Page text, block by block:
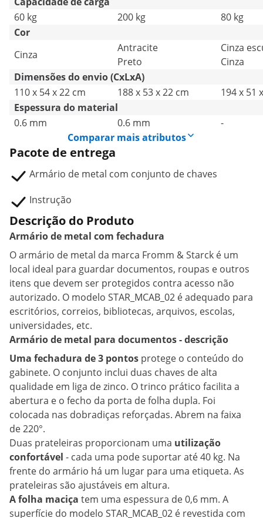
60 kg
200 kg
80 kg
Cor
Cinza
Antracite
Preto
Cinza
Cinza
Dimensões do envio (CxLxA)
110 x 54 x 22 cm
188 x 53 x 22 cm
194 x 51
Espessura do material
0.6 mm
0.6 mm
-
Comparar mais atributos
Pacote de entrega
Armário de metal com conjunto de chaves
Instrução
Descrição do Produto
Armário de metal com fechadura
O armário de metal da marca Fromm & Starck é um
local ideal para guardar documentos, roupas e outros
itens que devem ser protegidos contra acesso não
autorizado. O modelo STAR_MCAB_02 é adequado para
escritórios, correios, bibliotecas, arquivos, escolas,
universidades, etc.
Armário de metal para documentos - descrição
Uma fechadura de 3 pontos protege o conteúdo do
gabinete. O conjunto inclui duas chaves de alta
qualidade em liga de zinco. O trinco prático facilita a
abertura e o fecho da porta de folha dupla. Foi
colocada nas dobradiças reforçadas. Abrem na faixa
de 220°.
Duas prateleiras proporcionam uma utilização
confortável - cada uma pode suportar até 40 kg. Na
frente do armário há um lugar para uma etiqueta. As
prateleiras são ajustáveis em altura.
A folha maciça tem uma espessura de 0,6 mm. A
superfície do modelo STAR_MCAB_02 é revestida com